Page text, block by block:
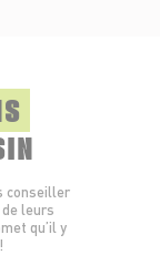
conseiller
leurs
qu’il y